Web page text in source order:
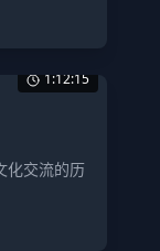
1:12:15
化交流的历